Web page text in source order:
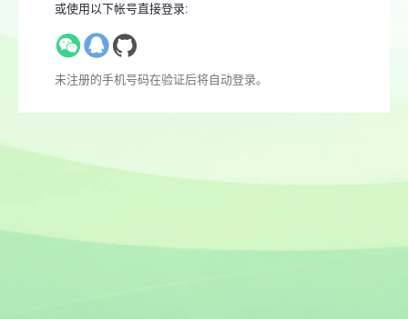
或使用以下帐号直接登录:
未注册的手机号码在验证后将自动登录。